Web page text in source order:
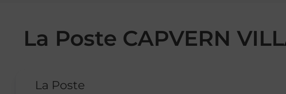
La Poste CAPVERN
La Poste